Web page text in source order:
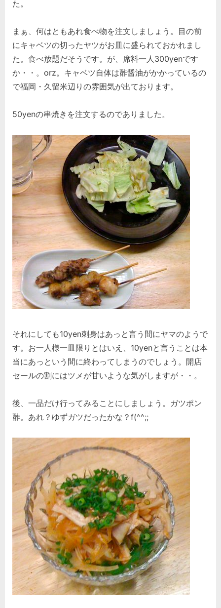
た。
まぁ、何はともあれ食べ物を注文しましょう。目の前
にキャベツの切ったヤツがお皿に盛られておかれまし
た。食べ放題だそうです。が、席料一人300yenです
か・・。orz。キャベツ自体は酢醤油がかかっているの
で福岡・久留米辺りの雰囲気が出ております。
50yenの串焼きを注文するのでありました。
それにしても10yen刺身はあっと言う間にヤマのようで
す。お一人様一皿限りとはいえ、10yenと言うことは本
当にあっという間に終わってしまうのでしょう。開店
セールの割にはツメが甘いような気がしますが・・。
後、一品だけ行ってみることにしましょう。ガツポン
酢。あれ？ゆずガツだったかな？f(^^;;